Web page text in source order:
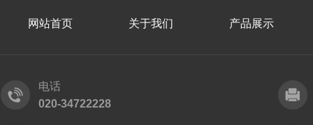
网站首页 关于我们 产品展示
电话
020-34722228